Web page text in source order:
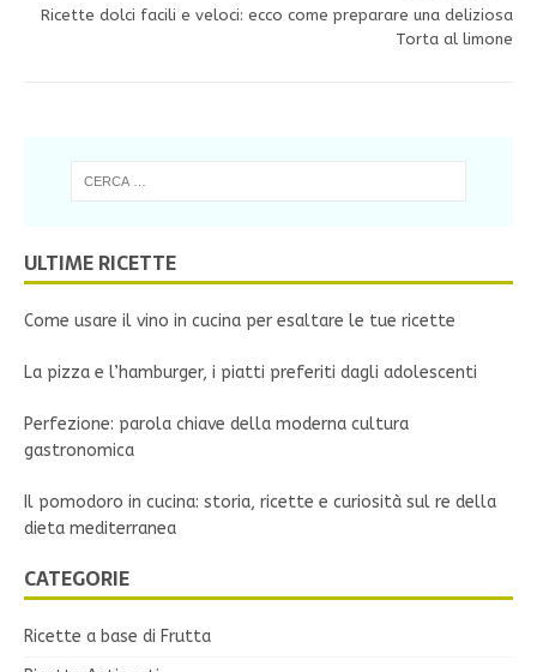
Ricette dolci facili e veloci: ecco come preparare una deliziosa
Torta al limone
ULTIME RICETTE
Come usare il vino in cucina per esaltare le tue ricette
La pizza e l’hamburger, i piatti preferiti dagli adolescenti
Perfezione: parola chiave della moderna cultura
gastronomica
Il pomodoro in cucina: storia, ricette e curiosità sul re della
dieta mediterranea
CATEGORIE
Ricette a base di Frutta